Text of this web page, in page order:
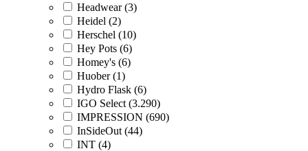
Headwear (3)
Heidel (2)
Herschel (10)
Hey Pots (6)
Homey's (6)
Huober (1)
Hydro Flask (6)
IGO Select (3.290)
IMPRESSION (690)
InSideOut (44)
INT (4)